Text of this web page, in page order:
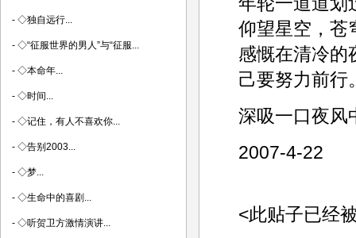
仰望星空，苍
感慨在清冷的
己要努力前行
深吸一口夜风
2007-4-22
<此贴子已经
- ◇独自远行...
- ◇“征服世界的男人”与“征服...
- ◇本命年...
- ◇时间...
- ◇记住，有人不喜欢你...
- ◇告别2003...
- ◇梦...
- ◇生命中的喜剧...
- ◇听贺卫方激情演讲...